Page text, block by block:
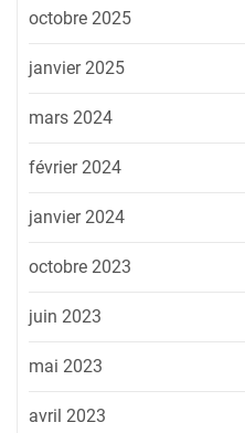
octobre 2025
janvier 2025
mars 2024
février 2024
janvier 2024
octobre 2023
juin 2023
mai 2023
avril 2023